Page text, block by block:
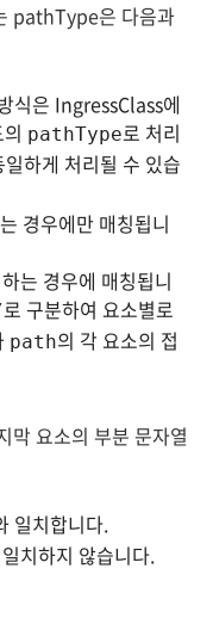
pathType은 다음과
은 IngressClass에
pathType로 처리
일하게 처리될 수 있습
경우에만 매칭됩니
는 경우에 매칭됩니
로 구분하여 요소별로
path의 각 요소의 접
막 요소의 부분 문자열
일치합니다.
치하지 않습니다.